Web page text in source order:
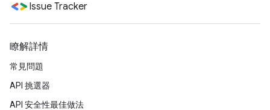
Issue Tracker
瞭解詳情
常見問題
API 挑選器
API 安全性最佳做法